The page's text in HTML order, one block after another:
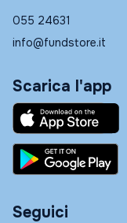
055 24631
info@fundstore.it
Scarica l'app
Seguici